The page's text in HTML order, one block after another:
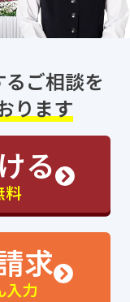
ご相談を
ります
料
る
入力
求